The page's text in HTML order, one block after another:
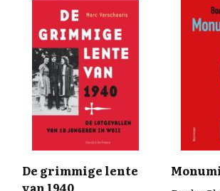
De grimmige lente
van 1940